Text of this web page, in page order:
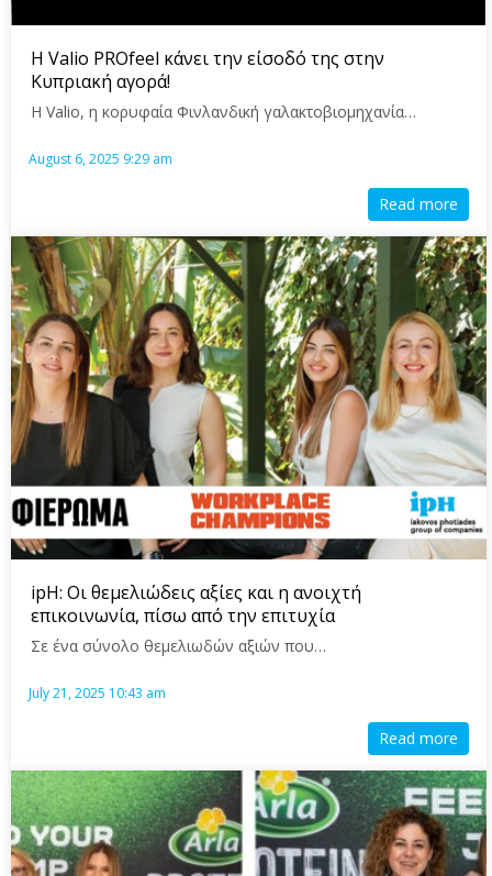
Η Valio PROfeel κάνει την είσοδό της στην
Κυπριακή αγορά!
Η Valio, η κορυφαία Φινλανδική γαλακτοβιομηχανία…
August 6, 2025 9:29 am
Read more
ipH: Οι θεμελιώδεις αξίες και η ανοιχτή
επικοινωνία, πίσω από την επιτυχία
Σε ένα σύνολο θεμελιωδών αξιών που…
July 21, 2025 10:43 am
Read more